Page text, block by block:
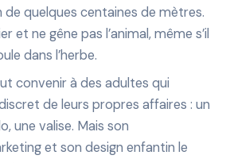
de quelques centaines de mètres.
et ne gêne pas l’animal, même s’il
dans l’herbe.
convenir à des adultes qui
de leurs propres affaires : un
une valise. Mais son
et son design enfantin le